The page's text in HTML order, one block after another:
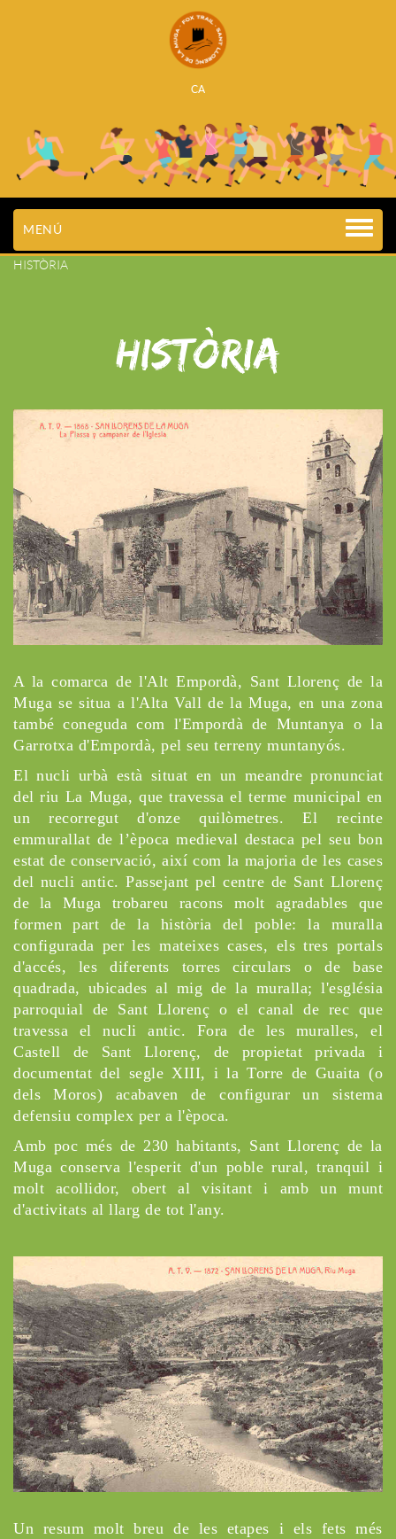
CA
MENÚ
HISTÒRIA
HISTÒRIA
A la comarca de l'Alt Empordà, Sant Llorenç de la
Muga se situa a l'Alta Vall de la Muga, en una zona
també coneguda com l'Empordà de Muntanya o la
Garrotxa d'Empordà, pel seu terreny muntanyós.
El nucli urbà està situat en un meandre pronunciat
del riu La Muga, que travessa el terme municipal en
un recorregut d'onze quilòmetres. El recinte
emmurallat de l’època medieval destaca pel seu bon
estat de conservació, així com la majoria de les cases
del nucli antic. Passejant pel centre de Sant Llorenç
de la Muga trobareu racons molt agradables que
formen part de la història del poble: la muralla
configurada per les mateixes cases, els tres portals
d'accés, les diferents torres circulars o de base
quadrada, ubicades al mig de la muralla; l'església
parroquial de Sant Llorenç o el canal de rec que
travessa el nucli antic. Fora de les muralles, el
Castell de Sant Llorenç, de propietat privada i
documentat del segle XIII, i la Torre de Guaita (o
dels Moros) acabaven de configurar un sistema
defensiu complex per a l'època.
Amb poc més de 230 habitants, Sant Llorenç de la
Muga conserva l'esperit d'un poble rural, tranquil i
molt acollidor, obert al visitant i amb un munt
d'activitats al llarg de tot l'any.
Un resum molt breu de les etapes i els fets més